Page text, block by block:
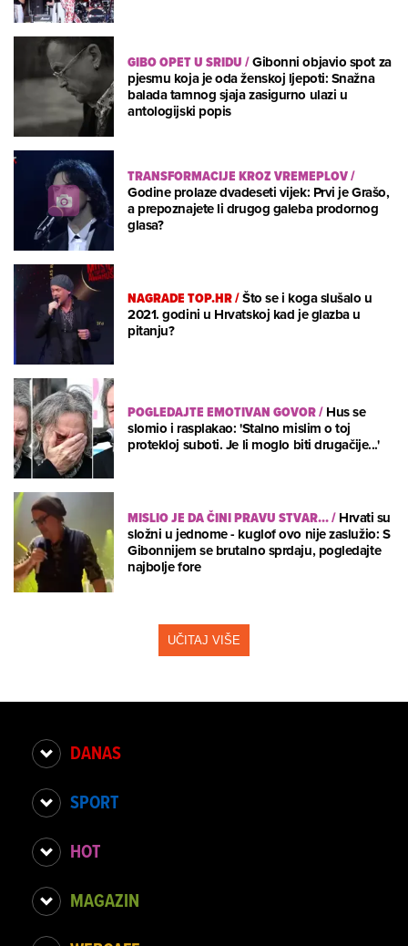
GIBO OPET U SRIDU/Gibonni objavio spot za
pjesmu koja je oda ženskoj ljepoti: Snažna
balada tamnog sjaja zasigurno ulazi u
antologijski popis
TRANSFORMACIJE KROZ VREMEPLOV/
Godine prolaze dvadeseti vijek: Prvi je Grašo,
a prepoznajete li drugog galeba prodornog
glasa?
NAGRADE TOP.HR/Što se i koga slušalo u
2021. godini u Hrvatskoj kad je glazba u
pitanju?
POGLEDAJTE EMOTIVAN GOVOR/Hus se
slomio i rasplakao: 'Stalno mislim o toj
protekloj suboti. Je li moglo biti drugačije...'
MISLIO JE DA ČINI PRAVU STVAR.../Hrvati su
složni u jednome - kuglof ovo nije zaslužio: S
Gibonnijem se brutalno sprdaju, pogledajte
najbolje fore
UČITAJ VIŠE
DANAS
SPORT
HOT
MAGAZIN